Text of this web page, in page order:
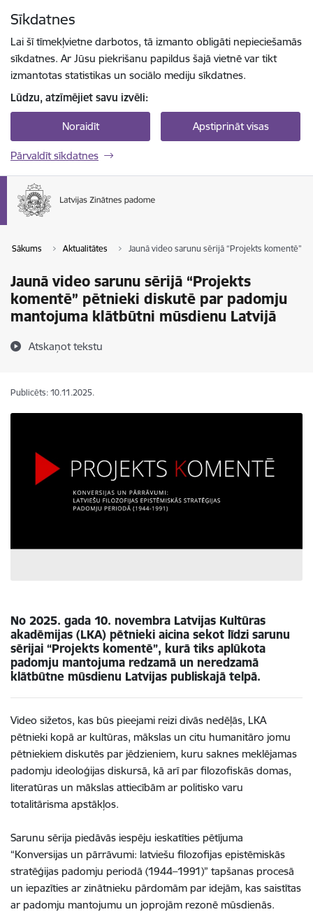
Sīkdatnes
Lai šī tīmekļvietne darbotos, tā izmanto obligāti nepieciešamās
sīkdatnes. Ar Jūsu piekrišanu papildus šajā vietnē var tikt
izmantotas statistikas un sociālo mediju sīkdatnes.
Lūdzu, atzīmējiet savu izvēli:
Noraidīt Apstiprināt visas
Pārvaldīt sīkdatnes
Sākums Aktualitātes Jaunā video sarunu sērijā “Projekts komentē”
Jaunā video sarunu sērijā “Projekts
komentē” pētnieki diskutē par padomju
mantojuma klātbūtni mūsdienu Latvijā
Atskaņot tekstu
Publicēts: 10.11.2025.
No 2025. gada 10. novembra Latvijas Kultūras
akadēmijas (LKA) pētnieki aicina sekot līdzi sarunu
sērijai “Projekts komentē”, kurā tiks aplūkota
padomju mantojuma redzamā un neredzamā
klātbūtne mūsdienu Latvijas publiskajā telpā.
Video sižetos, kas būs pieejami reizi divās nedēļās, LKA
pētnieki kopā ar kultūras, mākslas un citu humanitāro jomu
pētniekiem diskutēs par jēdzieniem, kuru saknes meklējamas
padomju ideoloģijas diskursā, kā arī par filozofiskās domas,
literatūras un mākslas attiecībām ar politisko varu
totalitārisma apstākļos.
Sarunu sērija piedāvās iespēju ieskatīties pētījuma
“Konversijas un pārrāvumi: latviešu filozofijas epistēmiskās
stratēģijas padomju periodā (1944–1991)” tapšanas procesā
un iepazīties ar zinātnieku pārdomām par idejām, kas saistītas
ar padomju mantojumu un joprojām rezonē mūsdienās.